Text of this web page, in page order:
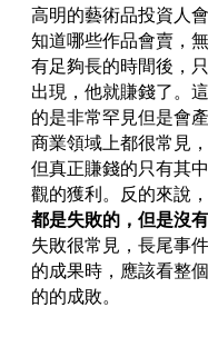
高明的藝術品投資人
知道哪些作品會賣，
有足夠長的時間後，
出現，他就賺錢了。
的是非常罕見但是會
商業領域上都很常見
但真正賺錢的只有其
觀的獲利。反的來說，
都是失敗的，但是沒
失敗很常見，長尾事
的成果時，應該看整
的的成敗。